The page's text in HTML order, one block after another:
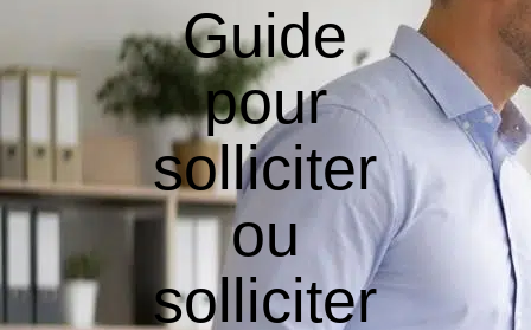
Guide
pour
solliciter
ou
solliciter